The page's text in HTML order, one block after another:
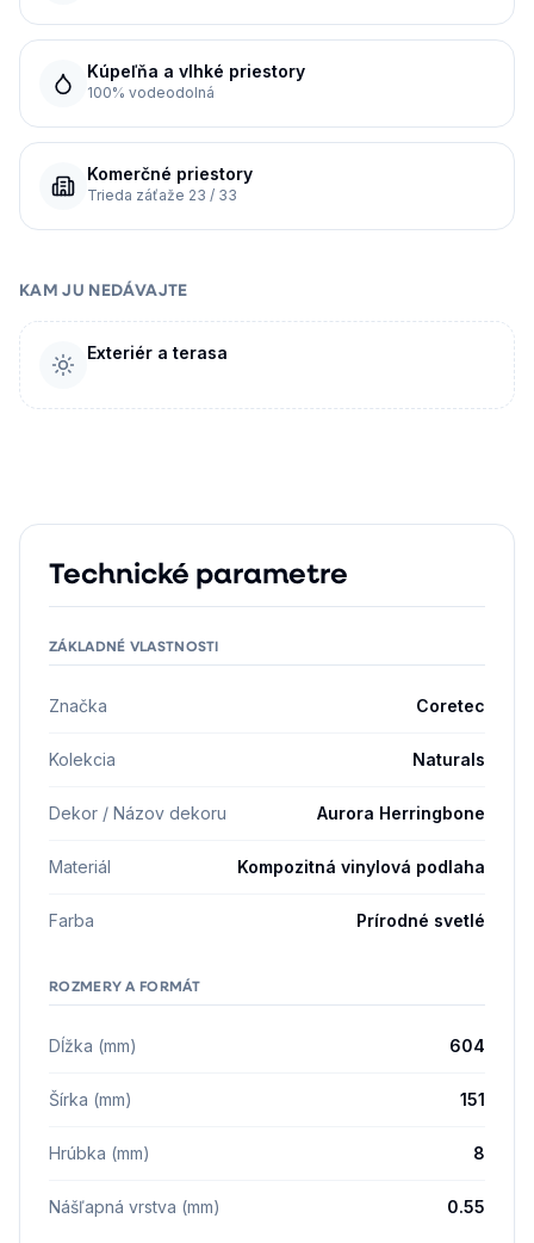
Kúpeľňa a vlhké priestory
100% vodeodolná
Komerčné priestory
Trieda záťaže 23 / 33
KAM JU NEDÁVAJTE
Exteriér a terasa
Technické parametre
ZÁKLADNÉ VLASTNOSTI
Značka Coretec
Kolekcia Naturals
Dekor / Názov dekoru Aurora Herringbone
Materiál Kompozitná vinylová podlaha
Farba Prírodné svetlé
ROZMERY A FORMÁT
Dĺžka (mm) 604
Šírka (mm) 151
Hrúbka (mm) 8
Nášľapná vrstva (mm) 0.55